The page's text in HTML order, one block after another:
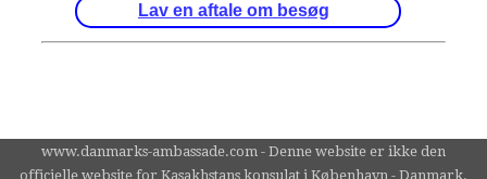
Lav en aftale om besøg
www.danmarks-ambassade.com - Denne website er ikke den
officielle website for Kasakhstans konsulat i København - Danmark.